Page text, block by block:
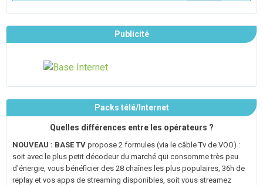
Publicité
Packs télé/Internet
Quelles différences entre les opérateurs ?
NOUVEAU : BASE TV propose 2 formules (via le câble Tv de VOO) :
soit avec le plus petit décodeur du marché qui consomme très peu
d'énergie, vous bénéficier des 28 chaînes les plus populaires, 36h de
replay et vos apps de streaming disponibles, soit vous streamez